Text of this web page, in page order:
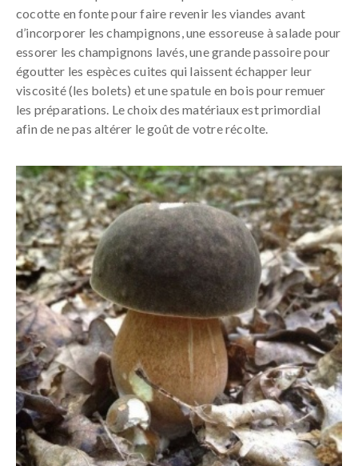
cocotte en fonte pour faire revenir les viandes avant
d’incorporer les champignons, une essoreuse à salade pour
essorer les champignons lavés, une grande passoire pour
égoutter les espèces cuites qui laissent échapper leur
viscosité (les bolets) et une spatule en bois pour remuer
les préparations. Le choix des matériaux est primordial
afin de ne pas altérer le goût de votre récolte.